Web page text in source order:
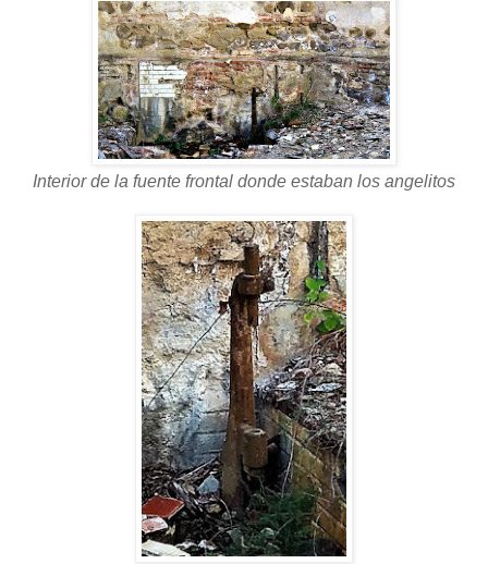
Interior de la fuente frontal donde estaban los angelitos